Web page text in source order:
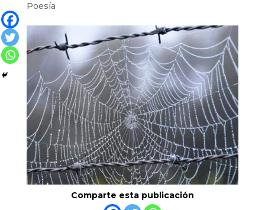
Poesía
Comparte esta publicación